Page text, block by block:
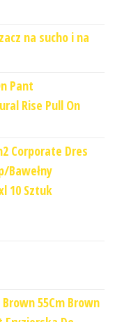
na sucho i na
Pant
Rise Pull On
Corporate Dres
Bawełny
10 Sztuk
55Cm Brown